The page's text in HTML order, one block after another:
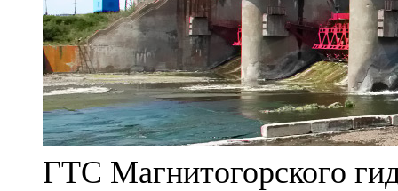
ГТС Магнитогорского